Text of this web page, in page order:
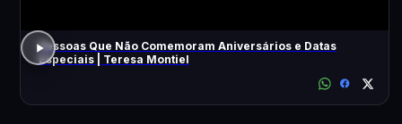
Pessoas Que Não Comemoram Aniversários e Datas
Especiais | Teresa Montiel